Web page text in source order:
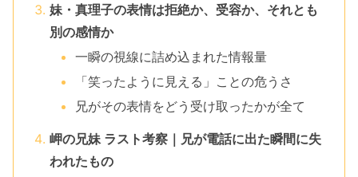
妹・真理子の表情は拒絶か、受容か、それとも
別の感情か
一瞬の視線に詰め込まれた情報量
「笑ったように見える」ことの危うさ
兄がその表情をどう受け取ったかが全て
岬の兄妹 ラスト考察｜兄が電話に出た瞬間に失
われたもの